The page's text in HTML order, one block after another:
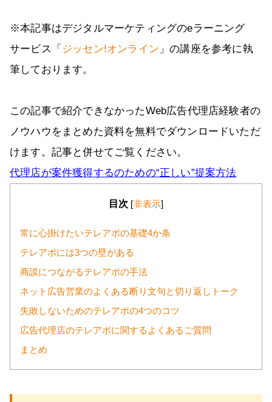
※本記事はデジタルマーケティングのeラーニング
サービス「 ジッセン!オンライン 」の講座を参考に執
筆しております。
この記事で紹介できなかったWeb広告代理店経験者の
ノウハウをまとめた資料を無料でダウンロードいただ
けます。記事と併せてご覧ください。
代理店が案件獲得するのための“正しい”提案方法
目次 [非表示]
常に心掛けたいテレアポの基礎4か条
テレアポには3つの壁がある
商談につながるテレアポの手法
ネット広告営業のよくある断り文句と切り返しトーク
失敗しないためのテレアポの4つのコツ
広告代理店のテレアポに関するよくあるご質問
まとめ